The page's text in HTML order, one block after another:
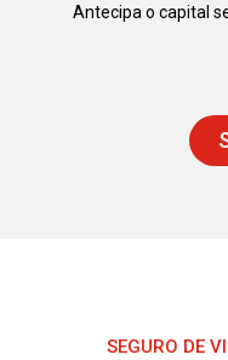
Antecipa o capital
SEGURO DE